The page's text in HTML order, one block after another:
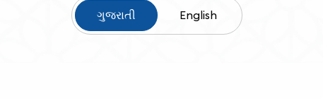
ગુજરાતી English